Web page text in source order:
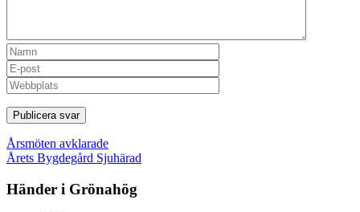
Inläggsnavigering
Årsmöten avklarade
Årets Bygdegård Sjuhärad
Händer i Grönahög